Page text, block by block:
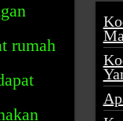
rumah